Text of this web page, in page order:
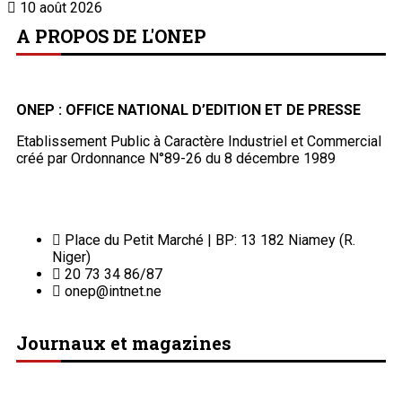
10 août 2026
A PROPOS DE L'ONEP
ONEP : OFFICE NATIONAL D’EDITION ET DE PRESSE
Etablissement Public à Caractère Industriel et Commercial
créé par Ordonnance N°89-26 du 8 décembre 1989
Place du Petit Marché | BP: 13 182 Niamey (R.
Niger)
20 73 34 86/87
onep@intnet.ne
Journaux et magazines